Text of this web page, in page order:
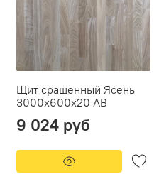
Щит сращенный Ясень
3000х600х20 АВ
9 024 руб